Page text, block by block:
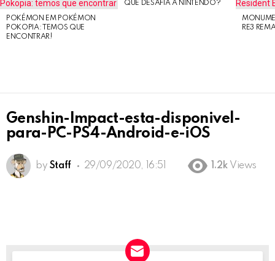
STORIES
POKÉMON EM POKÉMON
POKOPIA: TEMOS QUE
ENCONTRAR!
QUE DESAFIA A NINTENDO?
RE3
Genshin-Impact-esta-disponivel-
para-PC-PS4-Android-e-iOS
by Staff 29/09/2020, 16:51 1.2k Views